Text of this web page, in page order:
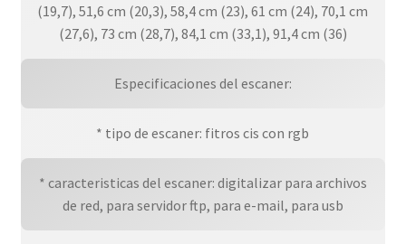
(19,7), 51,6 cm (20,3), 58,4 cm (23), 61 cm (24), 70,1 cm
(27,6), 73 cm (28,7), 84,1 cm (33,1), 91,4 cm (36)
Especificaciones del escaner:
* tipo de escaner: fitros cis con rgb
* caracteristicas del escaner: digitalizar para archivos
de red, para servidor ftp, para e-mail, para usb